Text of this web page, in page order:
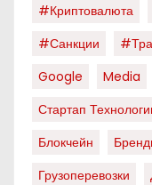
#криптовалюта
#санкции
Google
Media
Стартап
Блокчейн
Грузоперевозки